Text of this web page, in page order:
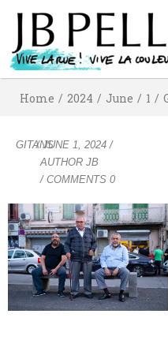
Home / 2024 / June / 1 /
GITANS
/JUNE 1, 2024 /
AUTHORJB
/ COMMENTS 0